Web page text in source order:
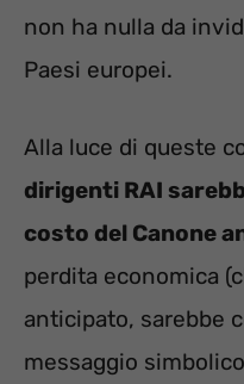
non ha nulla da
Paesi europei.
Alla luce di queste
dirigenti RAI
costo del Canone
perdita economica
anticipato, sarebbe
messaggio